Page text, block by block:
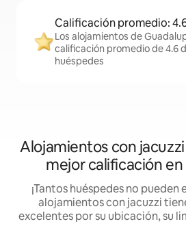
Calificación promedio:
Los alojamientos de
calificación promedio de 4.6
huéspedes
Alojamientos con
mejor calificación
¡Tantos huéspedes no pueden
alojamientos con jacuzzi
excelentes por su ubicación, su